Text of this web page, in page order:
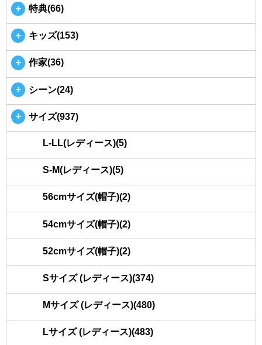
＋ 特典(66)
＋ キッズ(153)
＋ 作家(36)
＋ シーン(24)
＋ サイズ(937)
L-LL(レディース)(5)
S-M(レディース)(5)
56cmサイズ(帽子)(2)
54cmサイズ(帽子)(2)
52cmサイズ(帽子)(2)
Sサイズ (レディース)(374)
Mサイズ (レディース)(480)
Lサイズ (レディース)(483)